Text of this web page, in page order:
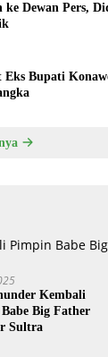
Dewan Pers,
Eks Bupati
Kembali
Big Father
Sultra